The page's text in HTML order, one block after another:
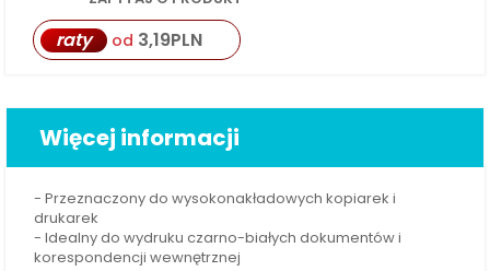
raty od 3,19PLN
Więcej informacji
- Przeznaczony do wysokonakładowych kopiarek i
drukarek
- Idealny do wydruku czarno-białych dokumentów i
korespondencji wewnętrznej